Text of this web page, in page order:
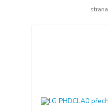
strana